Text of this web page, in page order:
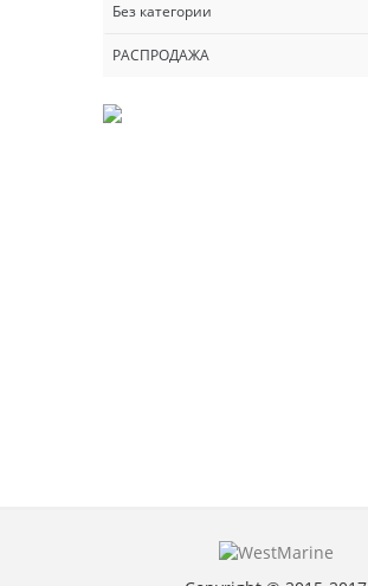
Без категории
РАСПРОДАЖА